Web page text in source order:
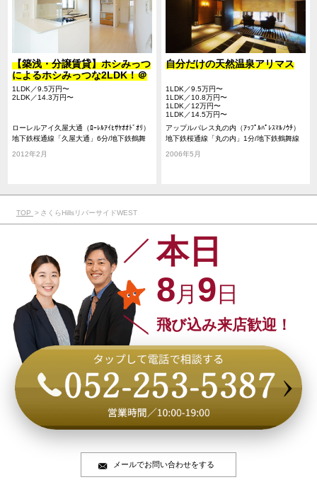
【築浅・分譲賃貸】ホシみっつ
によるホシみっつな2LDK！＠
中区
1LDK／9.5万円〜
2LDK／14.3万円〜
ローレルアイ久屋大通（ﾛｰﾚﾙｱｲﾋｻﾔｵｵﾄﾞｵﾘ）
地下鉄桜通線「久屋大通」6分/地下鉄鶴舞
2012年2月
自分だけの天然温泉アリマス
1LDK／9.5万円〜
1LDK／10.8万円〜
1LDK／12万円〜
1LDK／14.5万円〜
アップルパレス丸の内（ｱｯﾌﾟﾙﾊﾟﾚｽﾏﾙﾉｳﾁ）
地下鉄桜通線「丸の内」1分/地下鉄鶴舞線
2006年5月
TOP さくらHillsリバーサイドWEST
本日
8 月 9 日
飛び込み来店歓迎！
メールでお問い合わせをする